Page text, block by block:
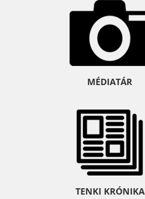
MÉDIATÁR
TENKI KRÓNIKA